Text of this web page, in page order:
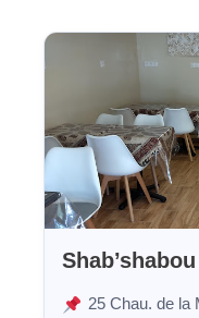
Shab’shabou
25 Chau. de la